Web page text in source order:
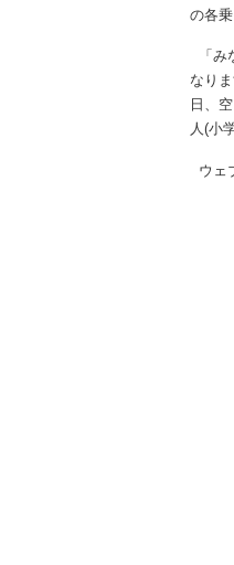
の各
「み
なり
日、
人(小
ウェ